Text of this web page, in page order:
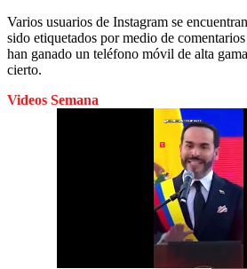
Varios usuarios de Instagram se
sido etiquetados por medio de
han ganado un teléfono móvil de alta
cierto.
Videos Semana